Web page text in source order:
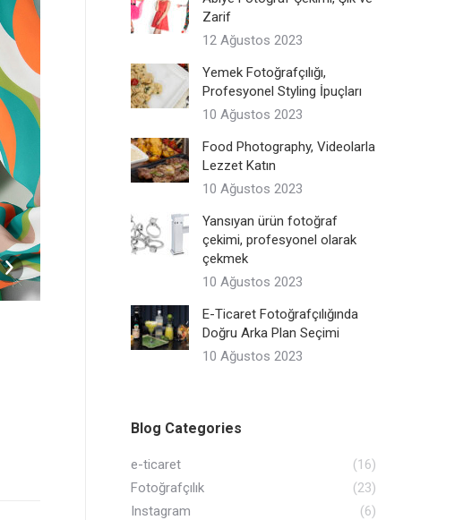
Mankenli Kadın iç giyim tayt içlik iç giyim
Zarif
12 Ağustos 2023
Yemek Fotoğrafçılığı,
Profesyonel Styling İpuçları
10 Ağustos 2023
Food Photography, Videolarla
Lezzet Katın
10 Ağustos 2023
Yansıyan ürün fotoğraf
çekimi, profesyonel olarak
çekmek
10 Ağustos 2023
E-Ticaret Fotoğrafçılığında
Doğru Arka Plan Seçimi
10 Ağustos 2023
Blog Categories
e-ticaret
(16)
Fotoğrafçılık
(23)
Instagram
(6)